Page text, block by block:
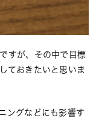
すが、その中で目標
ておきたいと思いま
ングなどにも影響す